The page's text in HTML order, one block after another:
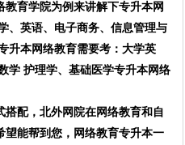
育学院为例来讲解下专升本网
、英语、电子商务、信息管理与
升本网络教育需要考：大学英
学 护理学、基础医学专升本网络
配，北外网院在网络教育和自
望能帮到您，网络教育专升本一